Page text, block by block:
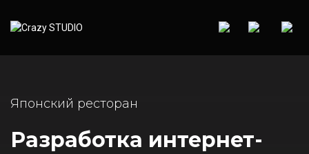
Японский ресторан
Разработка интернет-